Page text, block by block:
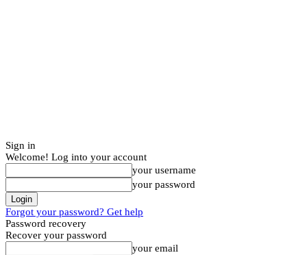
Sign in
Welcome! Log into your account
your username
your password
Forgot your password? Get help
Password recovery
Recover your password
your email